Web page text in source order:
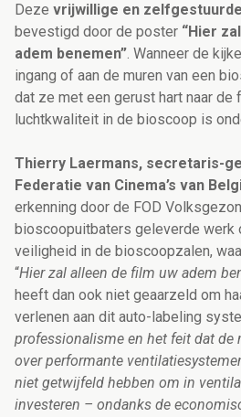
Deze vrijwillige en
bevestigd door de poster “Hier
adem benemen”. Wanneer de
ingang of aan de muren van een
dat ze met een gerust hart naar de
luchtkwaliteit in de bioscoop is
Thierry Laermans, secretaris-
Federatie van Cinema’s van
erkenning door de FOD
bioscoopuitbaters geleverde werk
veiligheid in de bioscoopzalen,
“Hier zal alleen de film uw adem
heeft dan ook niet geaarzeld om
verlenen aan dit auto-labeling
professionalisme en het feit dat de
over performante
niet getwijfeld hebben om in
investeren – ondanks de